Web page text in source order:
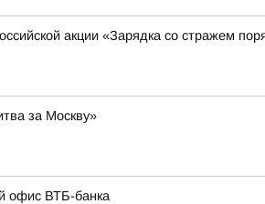
акции «Зарядка со стражем
за Москву»
офис ВТБ-банка